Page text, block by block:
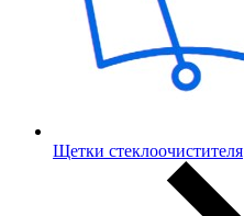
Щетки стеклоочистителя